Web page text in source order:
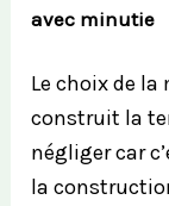
avec minutie
Le choix de la
construit la
négliger car
la